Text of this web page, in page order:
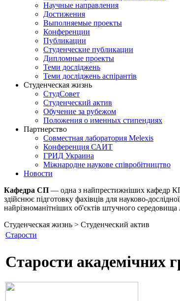
Научные направления
Достижения
Выполняемые проекты
Конференции
Публикации
Студенческие публикации
Дипломные проекты
Теми досліджень
Теми досліджень аспірантів
Студенческая жизнь
СтудСовет
Студенческий актив
Обучение за рубежом
Положения о именных стипендиях
Партнерство
Совместная лаборатория Melexis
Конференция САИТ
ГРИД Украина
Міжнародне наукове співробітництво
Новости
Кафедра СП — одна з найпрестижніших кафедр
здійснює підготовку фахівців для науково-
найрізноманітніших об'єктів штучного середовища
Студенческая жизнь > Студенческий актив
Старости
Старости академічних